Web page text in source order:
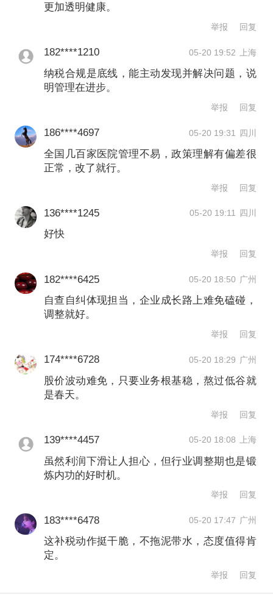
上市以来，整体上把握了一次次政策、
市场环境、行业技术的机会，即便是在
最困难的时候也录得了正向增长。整个
板块的行情来看，现在确实比较低
迷。“但我们没有失去信心，觉得在这个
时间点也是一种机会，要好好沉淀自
己，定义为3年攻坚计划。”
此内容为第一财经原创，著作权归第一财经所有。未经第一财
经书面授权，不得以任何方式加以使用，包括转载、摘编、复
制或建立镜像。第一财经保留追究侵权者法律责任的权利。
更加透明健康。
举报 回复
182****1210 05-20 19:52 上海
纳税合规是底线，能主动发现并解决问题，说
明管理在进步。
举报 回复
186****4697 05-20 19:31 四川
全国几百家医院管理不易，政策理解有偏差很
正常，改了就行。
举报 回复
136****1245 05-20 19:11 四川
好快
举报 回复
182****6425 05-20 18:50 广州
自查自纠体现担当，企业成长路上难免磕碰，
调整就好。
举报 回复
174****6728 05-20 18:29 广州
股价波动难免，只要业务根基稳，熬过低谷就
是春天。
举报 回复
139****4457 05-20 18:08 上海
虽然利润下滑让人担心，但行业调整期也是锻
炼内功的好时机。
举报 回复
183****6478 05-20 17:47 广州
这补税动作挺干脆，不拖泥带水，态度值得肯
定。
举报 回复